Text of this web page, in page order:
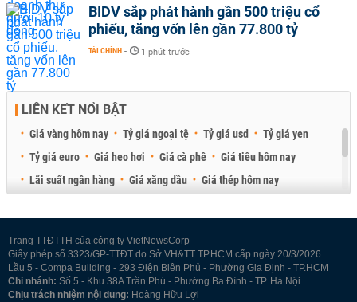
BIDV sắp phát hành gần 500 triệu cổ
phiếu, tăng vốn lên gần 77.800 tỷ
TÀI CHÍNH - 1 phút trước
LIÊN KẾT NỔI BẬT
Giá vàng hôm nay Tỷ giá ngoại tệ Tỷ giá usd
Tỷ giá yen
Tỷ giá euro
Giá heo hơi Giá cà phê
Giá tiêu hôm nay
Lãi suất ngân hàng
Giá xăng dầu
Giá thép hôm nay
Trang TTĐTTH của công ty VietNewsCorp
Giấy phép số 3323/GP-TTĐT do Sở VH&TT TP.HCM cấp ngày 20/3/2026
Lầu 5 - Compa Building - 293 Điện Biên Phủ - Phường Gia Định - TP.HCM
Chi nhánh: Số 5 - Khu 38A Trần Phú - Phường Ba Đình - TP. Hà Nội
Chịu trách nhiệm nội dung: Hoàng Hữu Lợi